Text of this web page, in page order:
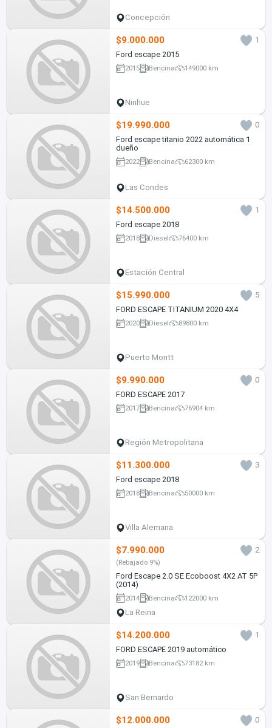
Concepción
$9.000.000
1
Ford escape 2015
2015 Bencina 149000 km
Ninhue
$19.990.000
0
Ford escape titanio 2022 automática 1
dueño
2022 Bencina 62300 km
Las Condes
$14.500.000
1
Ford escape 2018
2018 Diesel 76400 km
Estación Central
$15.990.000
5
FORD ESCAPE TITANIUM 2020 4X4
2020 Diesel 89800 km
Puerto Montt
$9.990.000
0
FORD ESCAPE 2017
2017 Bencina 76904 km
Región Metropolitana
$11.300.000
3
Ford escape 2018
2018 Bencina 50000 km
Villa Alemana
$7.990.000 2
(Rebajado 9%)
Ford Escape 2.0 SE Ecoboost 4X2 AT 5P
(2014)
2014 Bencina 122000 km
La Reina
$14.200.000
1
FORD ESCAPE 2019 automático
2019 Bencina 73182 km
San Bernardo
$12.000.000
0